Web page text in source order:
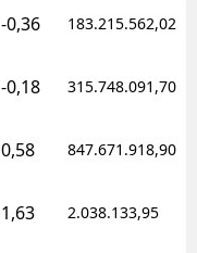
-0,36 183.215.562,02
-0,18 315.748.091,70
0,58 847.671.918,90
1,63 2.038.133,95